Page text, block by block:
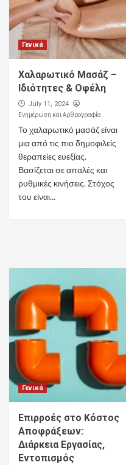
Γενικά
Χαλαρωτικό Μασάζ –
Ιδιότητες & Οφέλη
July 11, 2024
Ενημέρωση και Αρθρογραφία
Το χαλαρωτικό μασάζ είναι
μια από τις πιο δημοφιλείς
θεραπείες ευεξίας.
Βασίζεται σε απαλές και
ρυθμικές κινήσεις. Στόχος
του είναι...
Γενικά
Επιρροές στο Κόστος
Αποφράξεων:
Διάρκεια Εργασίας,
Εντοπισμός